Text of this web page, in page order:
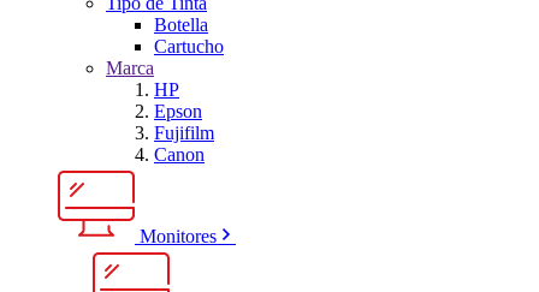
Botella
Cartucho
Marca
HP
Epson
Fujifilm
Canon
Monitores